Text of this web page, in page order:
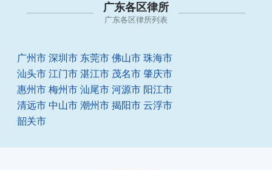
广东各区律所
广东各区律所列表
广州市 深圳市 东莞市 佛山市 珠海市
汕头市 江门市 湛江市 茂名市 肇庆市
惠州市 梅州市 汕尾市 河源市 阳江市
清远市 中山市 潮州市 揭阳市 云浮市
韶关市